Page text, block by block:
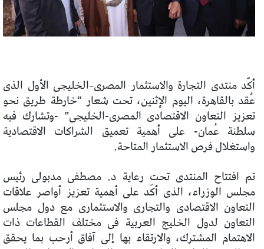
أكّد منتدى التجارة والاستثمار المصرى–الخليجى الأول الذى
عُقد بالقاهرة، اليوم الإثنين، تحت شعار “خارطة طريق نحو
تعزيز التعاون الاقتصادى المصرى-الخليجى” -وتشارك فيه
سلطنة عُمان- على أهمية تعميق الشراكات الاقتصادية
واستغلال فرص الاستثمار المتاحة.
تم افتتاح المنتدى تحت رعاية د. مصطفى مدبولى رئيس
مجلس الوزراء، الذى أكّد على أهمية تعزيز أواصر علاقات
التعاون الاقتصادى والتجارى والاستثمارى مع دول مجلس
التعاون لدول الخليج العربية فى مختلف القطاعات ذات
الاهتمام المشترك، والارتقاء بها إلى آفاق أرحب بما يحقق